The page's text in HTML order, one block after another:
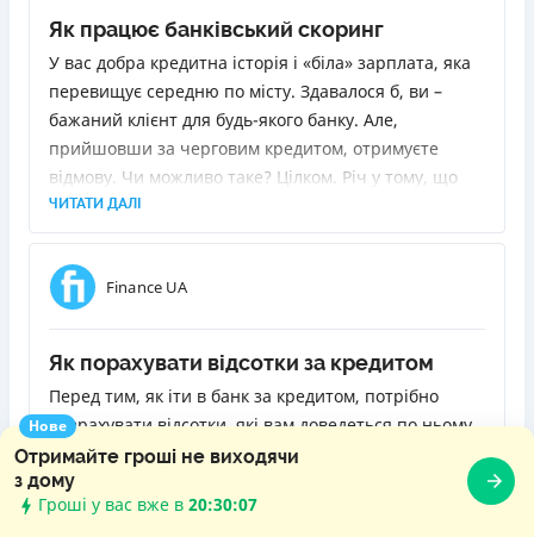
Нове
Отримайте гроші не виходячи
з дому
Гроші у вас вже в 20:30:09
Як працює банківський скоринг
У вас добра кредитна історія і «біла» зарплата, яка
перевищує середню по місту. Здавалося б, ви –
бажаний клієнт для будь-якого банку. Але,
прийшовши за черговим кредитом, отримуєте
відмову. Чи можливо таке? Цілком. Річ у тому, що
благонадійність позичальника визначає так звана
скорингова система, у якої може бути інша думка
щодо вас. Вона є в кожному банку, і в кожного вона
своя. Я розповім, як вона працює і чому іноді
ЧИТАТИ ДАЛІ
Finance UA
Як порахувати відсотки за кредитом
Перед тим, як іти в банк за кредитом, потрібно
розрахувати відсотки, які вам доведеться по ньому
виплатити. Інакше кажучи, зрозуміти, у скільки він
вам обійдеться. Знаючи реальний обсяг переплати,
ви зможете правильно оцінити свої сили, а також